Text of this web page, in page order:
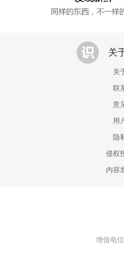
关
关
联
意
用
隐
侵权
内容
增值电